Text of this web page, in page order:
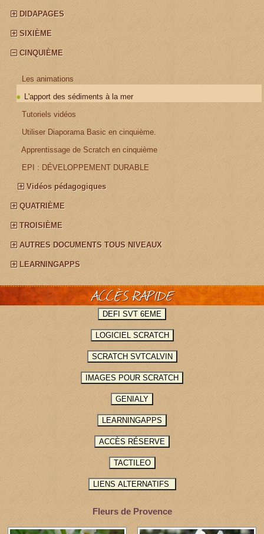
DIDAPAGES
SIXIÈME
CINQUIÈME
¤ Les animations
L'apport des sédiments à la mer
¤ Tutoriels vidéos
Utiliser Diaporama Basic en cinquième.
Apprentissage de Scratch en cinquième
¤EPI : DÉVELOPPEMENT DURABLE
Vidéos pédagogiques
QUATRIÈME
TROISIÈME
AUTRES DOCUMENTS TOUS NIVEAUX
LEARNINGAPPS
ACCÈS RAPIDE
Fleurs de Provence